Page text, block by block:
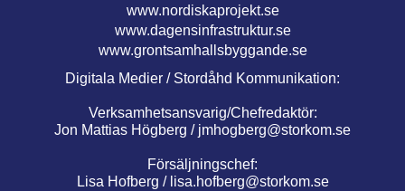
www.nordiskaprojekt.se
www.dagensinfrastruktur.se
www.grontsamhallsbyggande.se
Digitala Medier / Stordåhd Kommunikation:
Verksamhetsansvarig/Chefredaktör:
Jon Mattias Högberg / jmhogberg@storkom.se
Försäljningschef:
Lisa Hofberg / lisa.hofberg@storkom.se